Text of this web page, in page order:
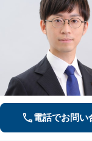
電話でお問い